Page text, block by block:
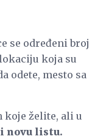
se određeni broj
koja su
odete, mesto sa
koje želite, ali u
novu listu.